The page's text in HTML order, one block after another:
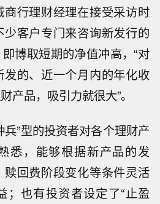
行理财经理在接受采访时
客户专门来咨询新发行的
博取短期的净值冲高，“对
的、近一个月内的年化收
产品，吸引力就很大”。
兵”型的投资者对各个理财产
悉，能够根据新产品的发
回费阶段变化等条件灵活
；也有投资者设定了“止盈